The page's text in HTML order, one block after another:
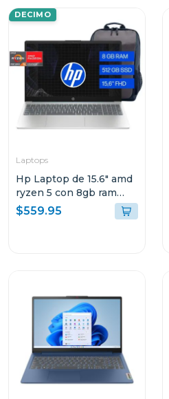
DECIMO
Laptops
Hp Laptop de 15.6" amd
ryzen 5 con 8gb ram
512gb ssd 15fc0250
$559.95